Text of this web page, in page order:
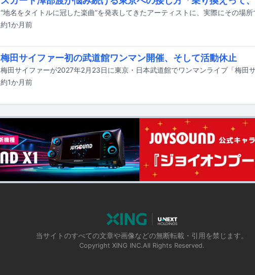
約1か月前
梅田サイファー初の武道館ワンマン開催、そして活動休止
約1か月前
当サイトのすべての文章や画像などの無断転載・引用を禁じます。
Copyright XING INC.All Rights Reserved.